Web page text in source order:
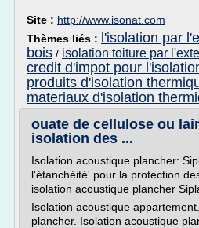
Site : http://www.isonat.com
Thèmes liés :
l'isolation par
bois / isolation toiture par
credit d'impot pour
produits d'isolation
materiaux d'isolation
ouate de cellulose ou
isolation des ...
Isolation acoustique plancher:
l'étanchéité' pour la protection
isolation acoustique plancher
Isolation acoustique
plancher. Isolation acoustique